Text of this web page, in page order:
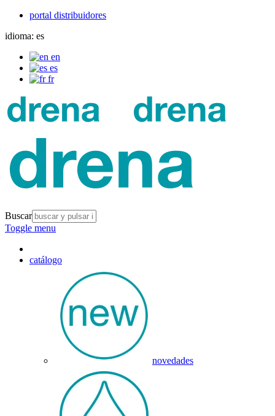
portal distribuidores
idioma: es
en
es
fr
Buscar
Toggle menu
catálogo
novedades